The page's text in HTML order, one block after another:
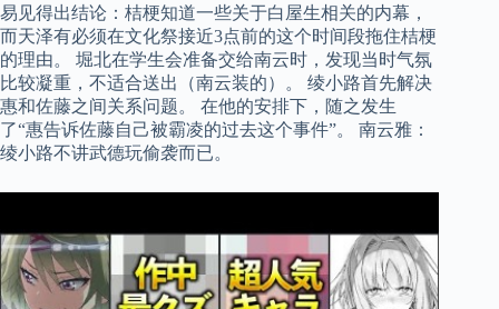
易见得出结论：桔梗知道一些关于白屋生相关的内幕，
而天泽有必须在文化祭接近3点前的这个时间段拖住桔梗
的理由。 堀北在学生会准备交给南云时，发现当时气氛
比较凝重，不适合送出（南云装的）。 绫小路首先解决
惠和佐藤之间关系问题。 在他的安排下，随之发生
了“惠告诉佐藤自己被霸凌的过去这个事件”。 南云雅：
绫小路不讲武德玩偷袭而已。